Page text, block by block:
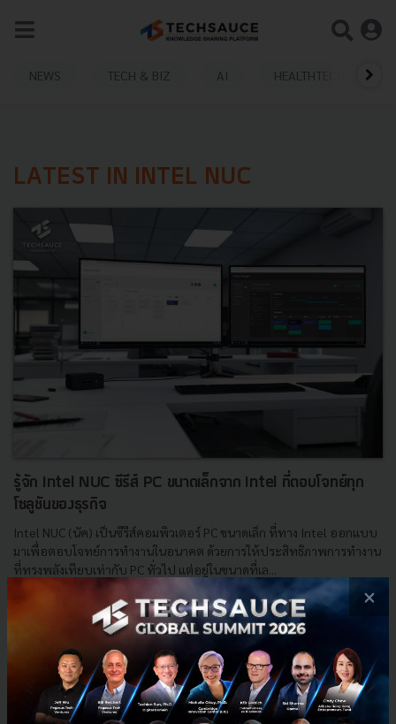
NEWS TECH & BIZ AI HEALTHTECH
LATEST IN INTEL NUC
รู้จัก Intel NUC ซีรีส์ PC ขนาดเล็กจาก Intel ที่ตอบโจทย์ทุก
โซลูชันของธุรกิจ
Intel NUC (นัค) เป็นซีรีส์คอมพิวเตอร์ PC ขนาดเล็ก ที่ทาง Intel ออกแบบ
มาเพื่อตอบโจทย์การทำงานในอนาคต ด้วยการให้ประสิทธิภาพการทำงาน
ที่ทรงพลังเทียบเท่ากับ PC ทั่วไป แต่อยู่ในขนาดที่เล...
| ByTechsauce Team
Intel computer Intel NUC business-solution
×